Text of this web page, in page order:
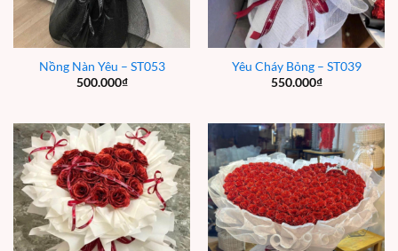
Nồng Nàn Yêu – ST053
500.000₫
Yêu Cháy Bỏng – ST039
550.000₫